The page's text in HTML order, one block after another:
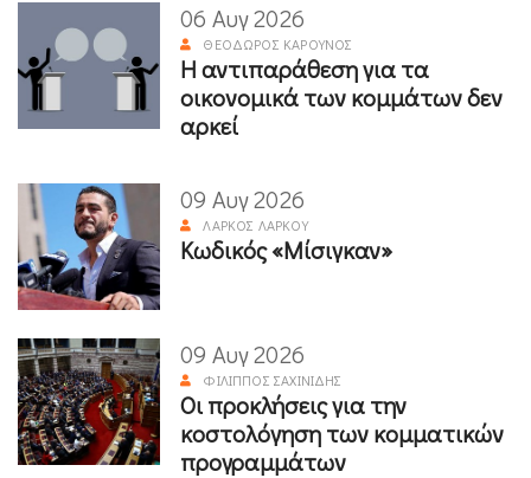
06 Αυγ 2026
ΘΕΌΔΩΡΟΣ ΚΑΡΟΎΝΟΣ
Η αντιπαράθεση για τα
οικονομικά των κομμάτων δεν
αρκεί
09 Αυγ 2026
ΛΆΡΚΟΣ ΛΆΡΚΟΥ
Κωδικός «Μίσιγκαν»
09 Αυγ 2026
ΦΊΛΙΠΠΟΣ ΣΑΧΙΝΊΔΗΣ
Οι προκλήσεις για την
κοστολόγηση των κομματικών
προγραμμάτων